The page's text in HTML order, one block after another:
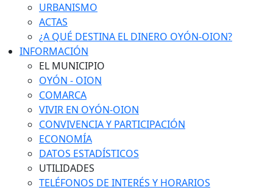
URBANISMO
ACTAS
¿A QUÉ DESTINA EL DINERO OYÓN-OION?
INFORMACIÓN
EL MUNICIPIO
OYÓN - OION
COMARCA
VIVIR EN OYÓN-OION
CONVIVENCIA Y PARTICIPACIÓN
ECONOMÍA
DATOS ESTADÍSTICOS
UTILIDADES
TELÉFONOS DE INTERÉS Y HORARIOS